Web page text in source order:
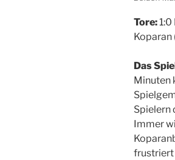
Tore:1:0
Koparan
Das
Minuten
Spielern
Immer
frustriert